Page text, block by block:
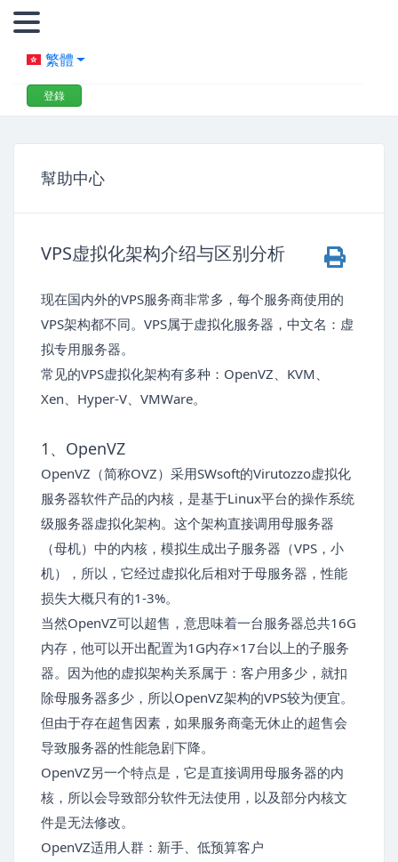
繁體
登錄
幫助中心
VPS虚拟化架构介绍与区别分析
现在国内外的VPS服务商非常多，每个服务商使用的
VPS架构都不同。VPS属于虚拟化服务器，中文名：虚
拟专用服务器。
常见的VPS虚拟化架构有多种：OpenVZ、KVM、
Xen、Hyper-V、VMWare。
1、OpenVZ
OpenVZ（简称OVZ）采用SWsoft的Virutozzo虚拟化
服务器软件产品的内核，是基于Linux平台的操作系统
级服务器虚拟化架构。这个架构直接调用母服务器
（母机）中的内核，模拟生成出子服务器（VPS，小
机），所以，它经过虚拟化后相对于母服务器，性能
损失大概只有的1-3%。
当然OpenVZ可以超售，意思味着一台服务器总共16G
内存，他可以开出配置为1G内存×17台以上的子服务
器。因为他的虚拟架构关系属于：客户用多少，就扣
除母服务器多少，所以OpenVZ架构的VPS较为便宜。
但由于存在超售因素，如果服务商毫无休止的超售会
导致服务器的性能急剧下降。
OpenVZ另一个特点是，它是直接调用母服务器的内
核，所以会导致部分软件无法使用，以及部分内核文
件是无法修改。
OpenVZ适用人群：新手、低预算客户